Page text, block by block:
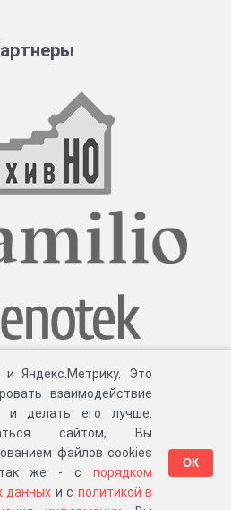
предки», 2023-2026 гг. Блог.Суть проекта
Яндекс.Метрику. Это
взаимодействие
и делать его лучше.
сайтом, Вы
файлов cookies
так же - с порядком
данных и с политикой в
ОК